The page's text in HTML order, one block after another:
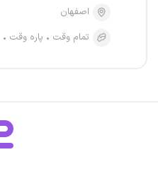
اصفهان
تمام وقت
پاره وقت